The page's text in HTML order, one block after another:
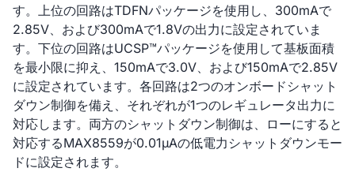
す。上位の回路はTDFNパッケージを使用し、300mAで
2.85V、および300mAで1.8Vの出力に設定されていま
す。下位の回路はUCSP™パッケージを使用して基板面積
を最小限に抑え、150mAで3.0V、および150mAで2.85V
に設定されています。各回路は2つのオンボードシャット
ダウン制御を備え、それぞれが1つのレギュレータ出力に
対応します。両方のシャットダウン制御は、ローにすると
対応するMAX8559が0.01µAの低電力シャットダウンモー
ドに設定されます。